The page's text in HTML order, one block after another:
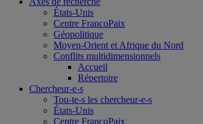
États-Unis
Centre FrancoPaix
Géopolitique
Moyen-Orient et Afrique du Nord
Conflits multidimensionnels
Accueil
Répertoire
Chercheur-e-s
Tou-te-s les chercheur-e-s
États-Unis
Centre FrancoPaix